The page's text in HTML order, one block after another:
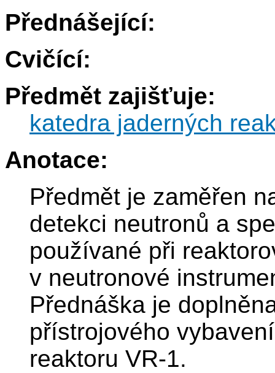
Přednášející:
Cvičící:
Předmět zajišťuje:
katedra jaderných
Anotace:
Předmět je zaměřen
detekci neutronů a
používané při
v neutronové
Přednáška je
přístrojového
reaktoru VR-1.